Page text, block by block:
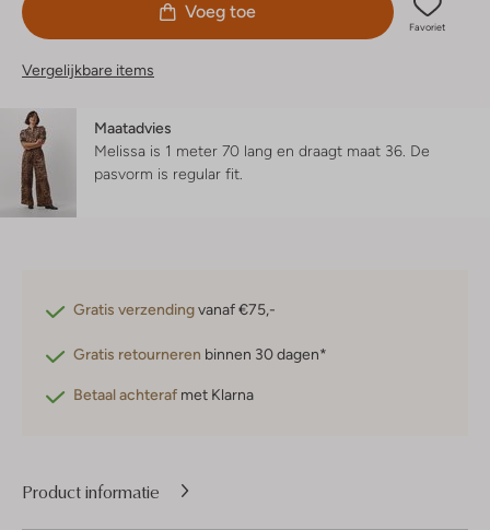
Voeg toe
Favoriet
Vergelijkbare items
Maatadvies
Melissa is 1 meter 70 lang en draagt maat 36. De
pasvorm is regular fit
Gratis verzendingvanaf €75,-
Gratis retourneren binnen 30 dagen*
Betaal achteraf met Klarna
Product informatie